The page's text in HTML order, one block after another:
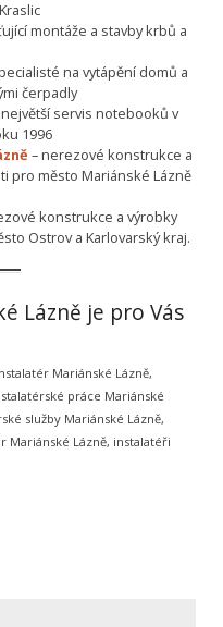
montáže a stavby krbů a
na vytápění domů a
čerpadly
servis notebooků v
1996
– nerezové konstrukce a
pro město Mariánské Lázně
konstrukce a výrobky
Ostrov a Karlovarský kraj.
Lázně je pro Vás
Mariánské Lázně,
práce Mariánské
služby Mariánské Lázně,
Mariánské Lázně, instalatéři